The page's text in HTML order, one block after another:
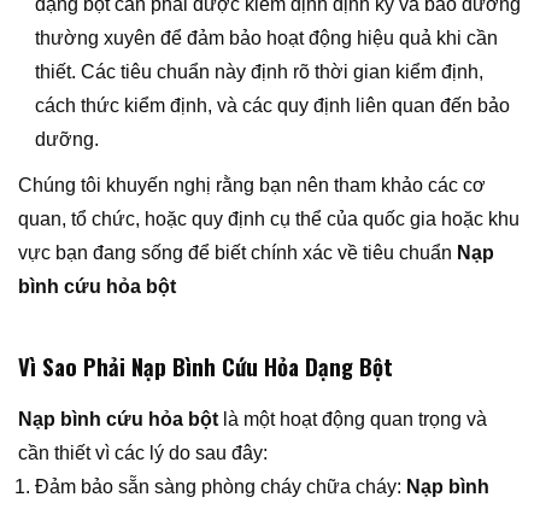
dạng bột cần phải được kiểm định định kỳ và bảo dưỡng
thường xuyên để đảm bảo hoạt động hiệu quả khi cần
thiết. Các tiêu chuẩn này định rõ thời gian kiểm định,
cách thức kiểm định, và các quy định liên quan đến bảo
dưỡng.
Chúng tôi khuyến nghị rằng bạn nên tham khảo các cơ
quan, tổ chức, hoặc quy định cụ thể của quốc gia hoặc khu
vực bạn đang sống để biết chính xác về tiêu chuẩn Nạp
bình cứu hỏa bột
Vì Sao Phải Nạp Bình Cứu Hỏa Dạng Bột
Nạp bình cứu hỏa bột là một hoạt động quan trọng và
cần thiết vì các lý do sau đây:
Đảm bảo sẵn sàng phòng cháy chữa cháy: Nạp bình